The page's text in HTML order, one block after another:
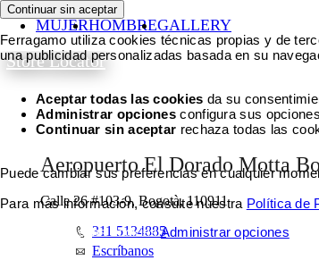
MUJERHOMBREGALLERY
Store Locator
Aeropuerto El Dorado Motta
Calle 26 #103-9, Bogotà, 110911
311 5134885
Escríbanos
Continuar sin aceptar
Ferragamo utiliza cookies técnicas propias y de
una publicidad personalizadas basada en su
Aceptar todas las cookies da su
Administrar opciones configura sus opciones
Continuar sin aceptar rechaza todas las
Puede cambiar sus preferencias en cualquier
Para más información, consulte nuestra Política de
Aceptar todas las cookiesAdministrar opciones